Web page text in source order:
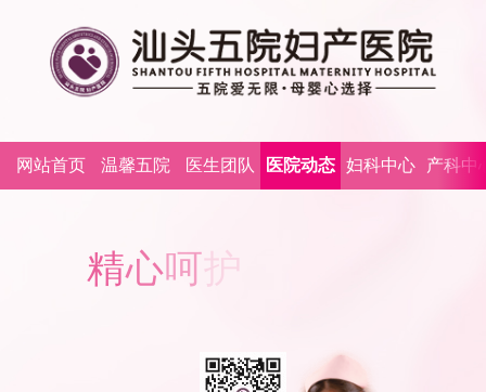
网站首页 温馨五院 医生团队 医院动态 妇科中心 产科中
精 心 呵 护